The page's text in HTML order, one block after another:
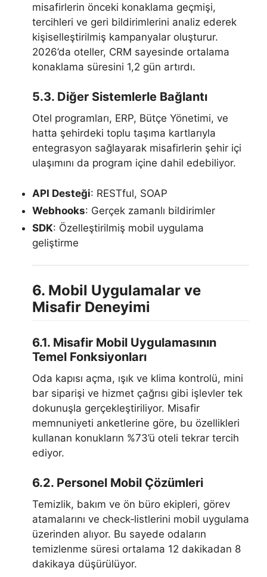
misafirlerin önceki konaklama geçmişi,
tercihleri ve geri bildirimlerini analiz ederek
kişiselleştirilmiş kampanyalar oluşturur.
2026’da oteller, CRM sayesinde ortalama
konaklama süresini 1,2 gün artırdı.
5.3. Diğer Sistemlerle Bağlantı
Otel programları, ERP, Bütçe Yönetimi, ve
hatta şehirdeki toplu taşıma kartlarıyla
entegrasyon sağlayarak misafirlerin şehir içi
ulaşımını da program içine dahil edebiliyor.
API Desteği: RESTful, SOAP
Webhooks: Gerçek zamanlı bildirimler
SDK: Özelleştirilmiş mobil uygulama
geliştirme
6. Mobil Uygulamalar ve
Misafir Deneyimi
6.1. Misafir Mobil Uygulamasının
Temel Fonksiyonları
Oda kapısı açma, ışık ve klima kontrolü, mini
bar siparişi ve hizmet çağrısı gibi işlevler tek
dokunuşla gerçekleştiriliyor. Misafir
memnuniyeti anketlerine göre, bu özellikleri
kullanan konukların %73’ü oteli tekrar tercih
ediyor.
6.2. Personel Mobil Çözümleri
Temizlik, bakım ve ön büro ekipleri, görev
atamalarını ve check‑listlerini mobil uygulama
üzerinden alıyor. Bu sayede odaların
temizlenme süresi ortalama 12 dakikadan 8
dakikaya düşürülüyor.